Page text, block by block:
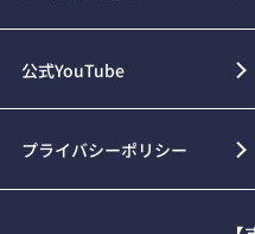
公式YouTube
プライバシーポリシー